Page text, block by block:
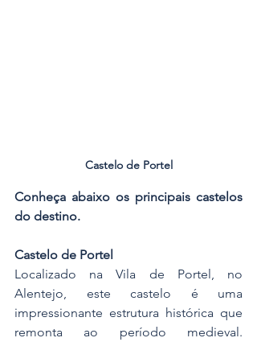
Castelo de Portel
Conheça abaixo os principais castelos
do destino.
Castelo de Portel
Localizado na Vila de Portel, no
Alentejo, este castelo é uma
impressionante estrutura histórica que
remonta ao período medieval.